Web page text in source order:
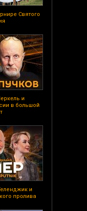
Святого
и
в большой
и
пролива